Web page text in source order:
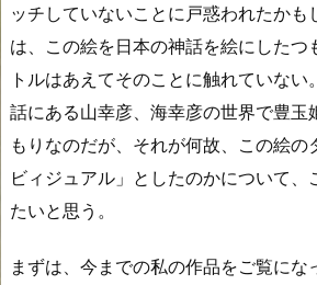
ッチしていないことに戸惑われたかも
は、この絵を日本の神話を絵にしたつ
トルはあえてそのことに触れていない
話にある山幸彦、海幸彦の世界で豊玉
もりなのだが、それが何故、この絵の
ビィジュアル」としたのかについて、
たいと思う。
まずは、今までの私の作品をご覧にな